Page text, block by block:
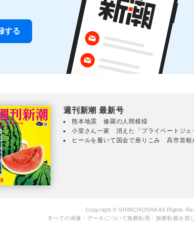
週刊新潮 最新号
熊本地震 修羅の人間模様
小室さん一家 消えた「プライベートジェ
ヒールを履いて国会で座りこみ 高市首相
Copyright © SHINCHOSHA All Rights
すべての画像・データについて無断転用・無断転載を禁